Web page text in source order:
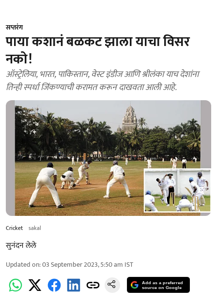
सप्तरंग
पाया कशानं बळकट झाला याचा विसर
नको!
ऑस्ट्रेलिया, भारत, पाकिस्तान, वेस्ट इंडीज आणि श्रीलंका याच देशांना
तिन्ही स्पर्धा जिंकण्याची करामत करून दाखवता आली आहे.
Cricket sakal
सुनंदन लेले
Updated on:03 September 2023, 5:50 am IST
Add as a preferred
source on Google